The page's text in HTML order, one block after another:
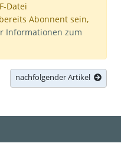
Datei
Abonnent sein,
Informationen zum
nachfolgender Artikel